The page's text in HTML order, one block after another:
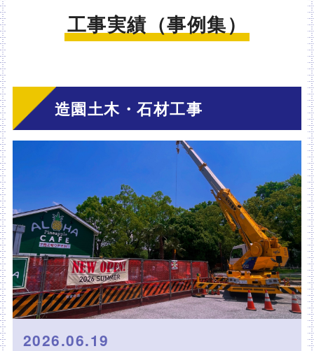
工事実績（事例集）
造園土木・石材工事
2026.06.19